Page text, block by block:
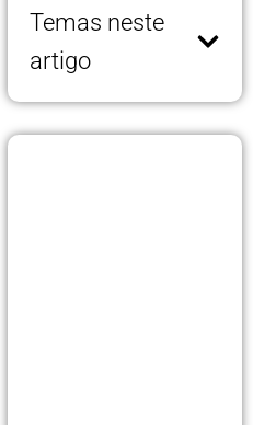
Temas neste
artigo